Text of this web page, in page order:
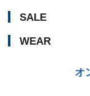
SALE
WEAR
オ